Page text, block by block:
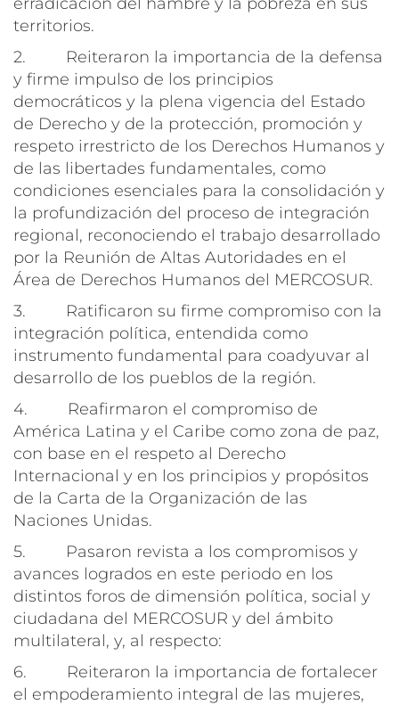
territorios.
2. Reiteraron la importancia de la defensa
y firme impulso de los principios
democráticos y la plena vigencia del Estado
de Derecho y de la protección, promoción y
respeto irrestricto de los Derechos Humanos y
de las libertades fundamentales, como
condiciones esenciales para la consolidación y
la profundización del proceso de integración
regional, reconociendo el trabajo desarrollado
por la Reunión de Altas Autoridades en el
Área de Derechos Humanos del MERCOSUR.
3. Ratificaron su firme compromiso con la
integración política, entendida como
instrumento fundamental para coadyuvar al
desarrollo de los pueblos de la región.
4. Reafirmaron el compromiso de
América Latina y el Caribe como zona de paz,
con base en el respeto al Derecho
Internacional y en los principios y propósitos
de la Carta de la Organización de las
Naciones Unidas.
5. Pasaron revista a los compromisos y
avances logrados en este periodo en los
distintos foros de dimensión política, social y
ciudadana del MERCOSUR y del ámbito
multilateral, y, al respecto:
6. Reiteraron la importancia de fortalecer
el empoderamiento integral de las mujeres,